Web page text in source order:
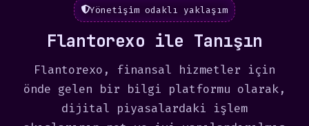
Yönetişim odaklı yaklaşım
Flantorexo ile Tanışın
Flantorexo, finansal hizmetler için
önde gelen bir bilgi platformu olarak,
dijital piyasalardaki işlem